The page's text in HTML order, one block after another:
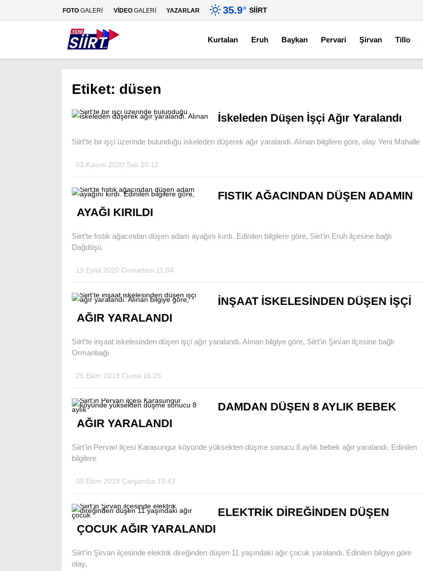
FOTO GALERİ VİDEO GALERİ YAZARLAR 35.9° SIIRT
Kurtalan Eruh Baykan Pervari Şirvan Tillo
Etiket: düsen
İskeleden Düşen İşçi Ağır Yaralandı
Siirt’te bir işçi üzerinde bulunduğu iskeleden düşerek ağır yaralandı. Alınan bilgilere göre, olay Yeni Mahalle
03 Kasım 2020 Salı 20:12
FISTIK AĞACINDAN DÜŞEN ADAMIN
AYAĞI KIRILDI
Siirt’te fıstık ağacından düşen adam ayağını kırdı. Edinilen bilgilere göre, Siirt’in Eruh ilçesine bağlı
Dağdöşü
19 Eylül 2020 Cumartesi 11:04
İNŞAAT İSKELESİNDEN DÜŞEN İŞÇİ
AĞIR YARALANDI
Siirt’te inşaat iskelesinden düşen işçi ağır yaralandı. Alınan bilgiye göre, Siirt’in Şirvan ilçesine bağlı
Ormanbağı
25 Ekim 2019 Cuma 16:26
DAMDAN DÜŞEN 8 AYLIK BEBEK
AĞIR YARALANDI
Siirt’in Pervari ilçesi Karasungur köyünde yüksekten düşme sonucu 8 aylık bebek ağır yaralandı. Edinilen
bilgilere
09 Ekim 2019 Çarşamba 19:43
ELEKTRİK DİREĞİNDEN DÜŞEN
ÇOCUK AĞIR YARALANDI
Siirt’in Şirvan ilçesinde elektrik direğinden düşen 11 yaşındaki ağır çocuk yaralandı. Edinilen bilgiye göre
olay,